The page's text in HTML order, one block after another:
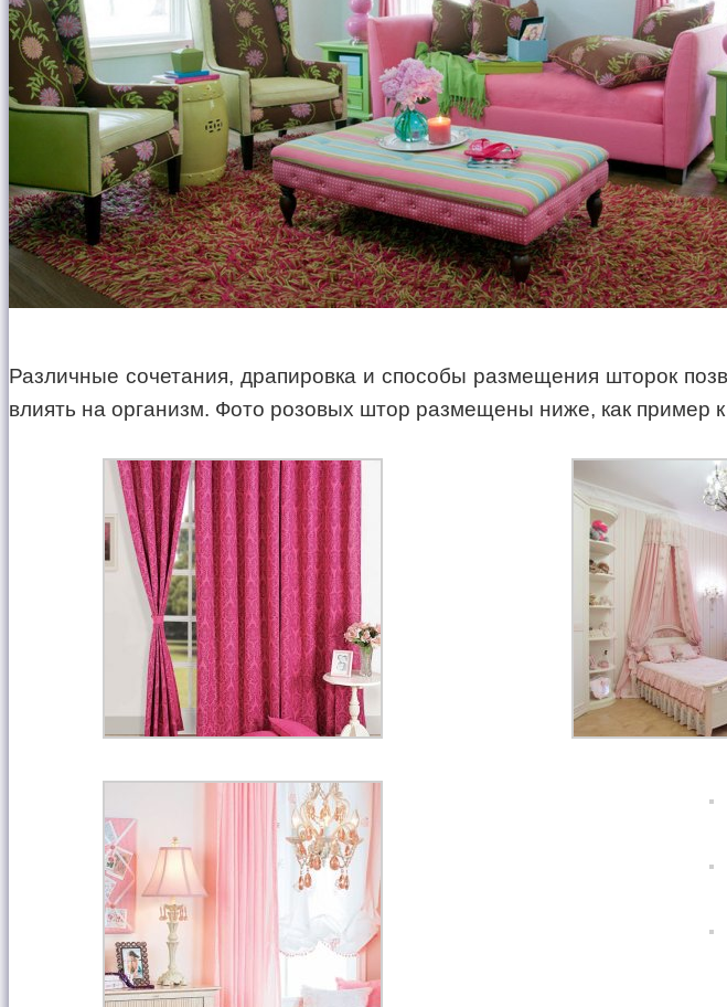
Различные сочетания, драпировка и способы размещения шторок
влиять на организм. Фото розовых штор размещены ниже, как пример